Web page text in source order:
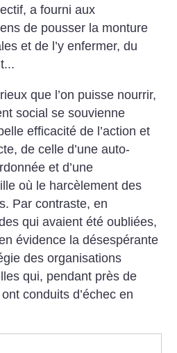
a fourni aux
de pousser la monture
et de l’y enfermer, du
que l’on puisse nourrir,
social se souvienne
efficacité de l’action et
de celle d’une auto-
et d’une
où le harcèlement des
Par contraste, en
qui avaient été oubliées,
évidence la désespérante
des organisations
qui, pendant près de
conduits d’échec en